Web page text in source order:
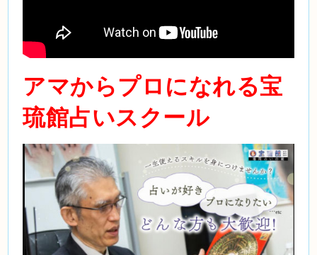
アマからプロになれる宝
琉館占いスクール